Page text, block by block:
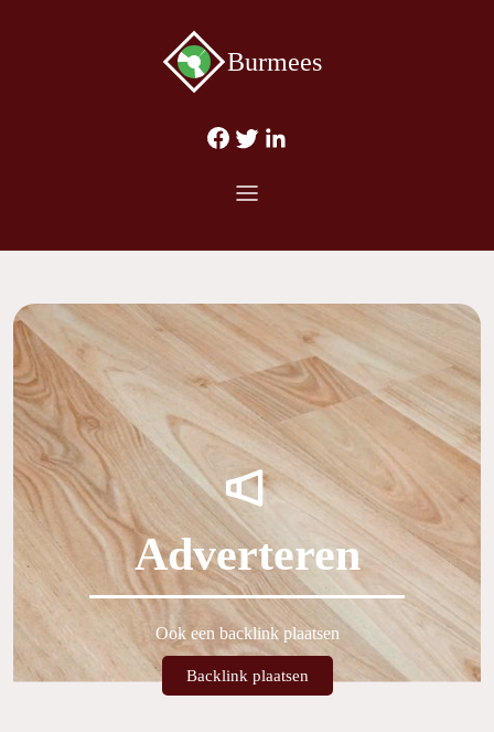
Burmees
Adverteren
Ook een backlink plaatsen
Backlink plaatsen